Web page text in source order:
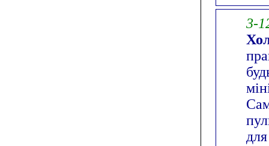
3-